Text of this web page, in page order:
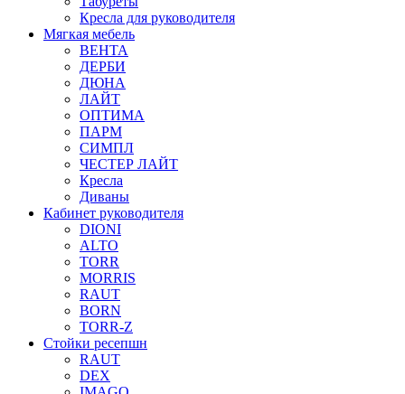
Кресла для руководителя
Мягкая мебель
ВЕНТА
ДЕРБИ
ДЮНА
ЛАЙТ
ОПТИМА
ПАРМ
СИМПЛ
ЧЕСТЕР ЛАЙТ
Кресла
Диваны
Кабинет руководителя
DIONI
ALTO
TORR
MORRIS
RAUT
BORN
TORR-Z
Стойки ресепшн
RAUT
DEX